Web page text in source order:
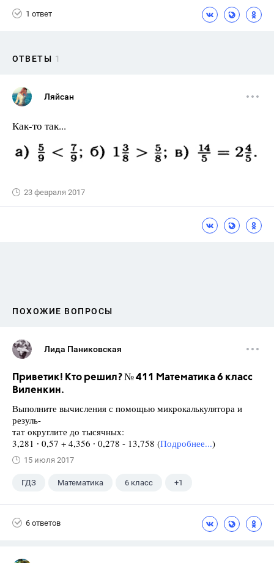
1 ответ
ОТВЕТЫ 1
Ляйсан
Как-то так...
23 февраля 2017
ПОХОЖИЕ ВОПРОСЫ
Лида Паниковская
Приветик! Кто решил? № 411 Математика 6 класс
Виленкин.
Выполните вычисления с помощью микрокалькулятора и
резуль-
тат округлите до тысячных:
3,281 ∙ 0,57 + 4,356 ∙ 0,278 - 13,758 (Подробнее...)
15 июля 2017
ГДЗ Математика 6 класс +1
6 ответов